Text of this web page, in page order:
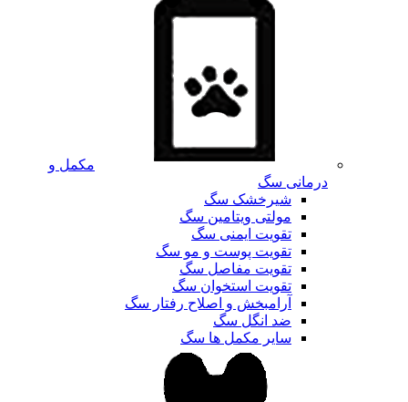
مکمل و
درمانی سگ
شیرخشک سگ
مولتی ویتامین سگ
تقویت ایمنی سگ
تقویت پوست و مو سگ
تقویت مفاصل سگ
تقویت استخوان سگ
آرامبخش و اصلاح رفتار سگ
ضد انگل سگ
سایر مکمل ها سگ